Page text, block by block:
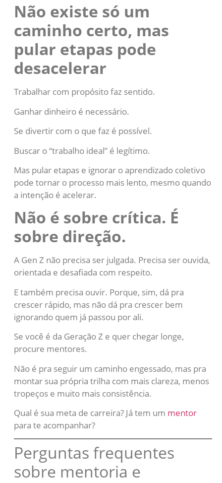
Não existe só um
caminho certo, mas
pular etapas pode
desacelerar
Trabalhar com propósito faz sentido.
Ganhar dinheiro é necessário.
Se divertir com o que faz é possível.
Buscar o “trabalho ideal” é legítimo.
Mas pular etapas e ignorar o aprendizado coletivo
pode tornar o processo mais lento, mesmo quando
a intenção é acelerar.
Não é sobre crítica. É
sobre direção.
A Gen Z não precisa ser julgada. Precisa ser ouvida,
orientada e desafiada com respeito.
E também precisa ouvir. Porque, sim, dá pra
crescer rápido, mas não dá pra crescer bem
ignorando quem já passou por ali.
Se você é da Geração Z e quer chegar longe,
procure mentores.
Não é pra seguir um caminho engessado, mas pra
montar sua própria trilha com mais clareza, menos
tropeços e muito mais consistência.
Qual é sua meta de carreira? Já tem um mentor
para te acompanhar?
Perguntas frequentes
sobre mentoria e